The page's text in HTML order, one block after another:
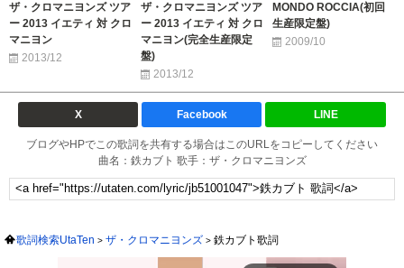
ザ・クロマニヨンズ ツア
ー 2013 イエティ 対 クロ
マニヨン
2013/12
ザ・クロマニヨンズ ツア
ー 2013 イエティ 対 クロ
マニヨン(完全生産限定
盤)
2013/12
MONDO ROCCIA(初回
生産限定盤)
2009/10
X Facebook LINE
ブログやHPでこの歌詞を共有する場合はこのURLをコピーしてください
曲名：鉄カブト 歌手：ザ・クロマニヨンズ
歌詞検索UtaTen ザ・クロマニヨンズ 鉄カブト歌詞